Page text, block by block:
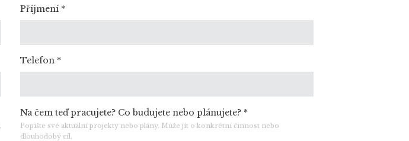
Příjmení *
Telefon *
Na čem teď pracujete? Co budujete nebo plánujete? *
Popište své aktuální projekty nebo plány. Může jít o konkrétní činnost nebo
dlouhodobý cíl.